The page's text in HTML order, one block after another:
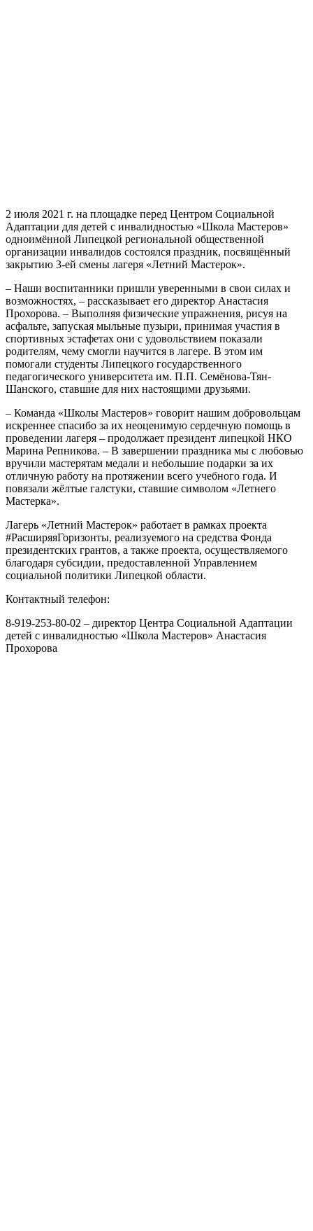
2 июля 2021 г. на площадке перед Центром Социальной
Адаптации для детей с инвалидностью «Школа Мастеров»
одноимённой Липецкой региональной общественной
организации инвалидов состоялся праздник, посвящённый
закрытию 3-ей смены лагеря «Летний Мастерок».
– Наши воспитанники пришли уверенными в свои силах и
возможностях, – рассказывает его директор Анастасия
Прохорова. – Выполняя физические упражнения, рисуя на
асфальте, запуская мыльные пузыри, принимая участия в
спортивных эстафетах они с удовольствием показали
родителям, чему смогли научится в лагере. В этом им
помогали студенты Липецкого государственного
педагогического университета им. П.П. Семёнова-Тян-
Шанского, ставшие для них настоящими друзьями.
– Команда «Школы Мастеров» говорит нашим добровольцам
искреннее спасибо за их неоценимую сердечную помощь в
проведении лагеря – продолжает президент липецкой НКО
Марина Репникова. – В завершении праздника мы с любовью
вручили мастерятам медали и небольшие подарки за их
отличную работу на протяжении всего учебного года. И
повязали жёлтые галстуки, ставшие символом «Летнего
Мастерка».
Лагерь «Летний Мастерок» работает в рамках проекта
#РасширяяГоризонты, реализуемого на средства Фонда
президентских грантов, а также проекта, осуществляемого
благодаря субсидии, предоставленной Управлением
социальной политики Липецкой области.
Контактный телефон:
8-919-253-80-02 – директор Центра Социальной Адаптации
детей с инвалидностью «Школа Мастеров» Анастасия
Прохорова